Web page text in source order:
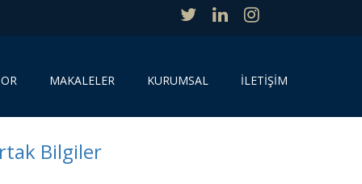
MAKALELER KURUMSAL İLETİŞİM
Bilgiler